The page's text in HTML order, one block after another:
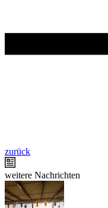
zurück
weitere Nachrichten